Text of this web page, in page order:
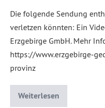
Die folgende Sendung
verletzen könnten: Ein
Erzgebirge GmbH. Mehr
https://www.erzgebirge-
provinz
Weiterlesen